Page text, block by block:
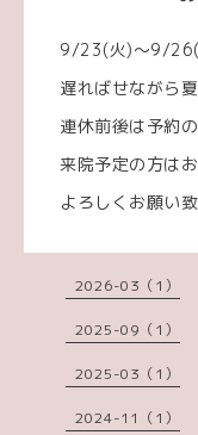
9/23(火)～9/
遅ればせながら
連休前後は予約
来院予定の方は
よろしくお願い致
2026-03（1）
2025-09（1）
2025-03（1）
2024-11（1）